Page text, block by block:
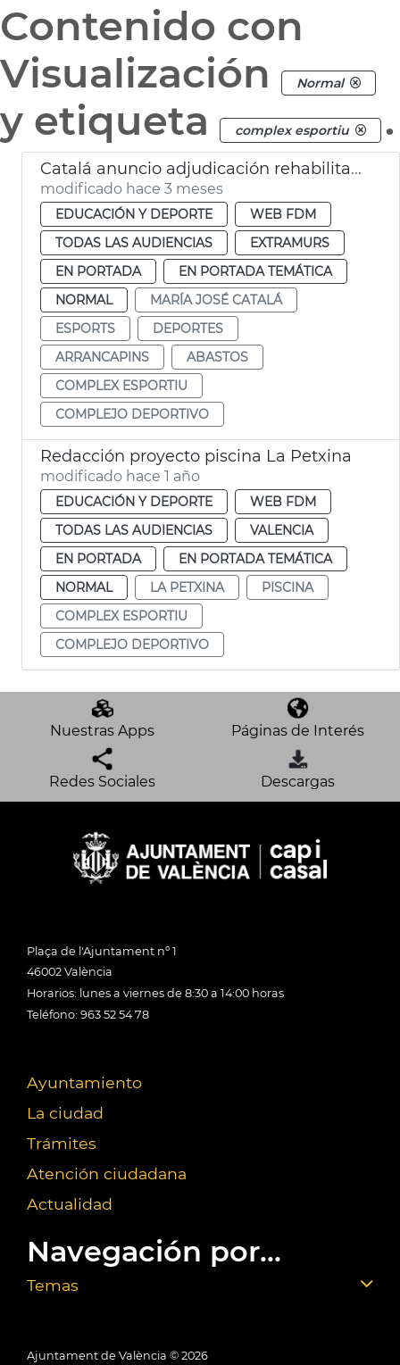
Contenido con
Visualización
Normal
y etiqueta complex esportiu .
Catalá anuncio adjudicación rehabilitación complejo deportivo Abastos
modificado hace 3 meses
EDUCACIÓN Y DEPORTE
WEB FDM
TODAS LAS AUDIENCIAS
EXTRAMURS
EN PORTADA
EN PORTADA TEMÁTICA
NORMAL
MARÍA JOSÉ CATALÁ
ESPORTS
DEPORTES
ARRANCAPINS
ABASTOS
COMPLEX ESPORTIU
COMPLEJO DEPORTIVO
Redacción proyecto piscina La Petxina
modificado hace 1 año
EDUCACIÓN Y DEPORTE
WEB FDM
TODAS LAS AUDIENCIAS
VALENCIA
EN PORTADA
EN PORTADA TEMÁTICA
NORMAL
LA PETXINA
PISCINA
COMPLEX ESPORTIU
COMPLEJO DEPORTIVO
Nuestras Apps Páginas de Interés
Redes Sociales Descargas
Plaça de l'Ajuntament nº 1
46002 València
Horarios: lunes a viernes de 8:30 a 14:00 horas
Teléfono: 963 52 54 78
Ayuntamiento
La ciudad
Trámites
Atención ciudadana
Actualidad
Navegación por...
Temas
Ajuntament de València © 2026